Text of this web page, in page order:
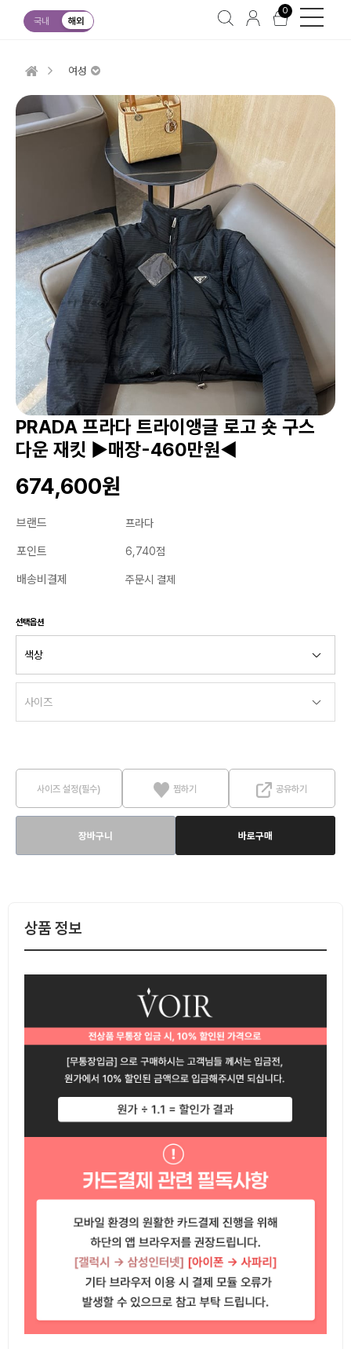
국내 해외
0
여성
PRADA 프라다 트라이앵글 로고 숏 구스
다운 재킷 ▶매장-460만원◀
674,600원
브랜드 프라다
포인트 6,740점
배송비결제 주문시 결제
선택옵션
사이즈 설정(필수) 찜하기 공유하기
장바구니 바로구매
상품 정보